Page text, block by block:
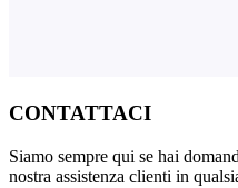
CONTATTACI
Siamo sempre qui se hai
nostra assistenza clienti in